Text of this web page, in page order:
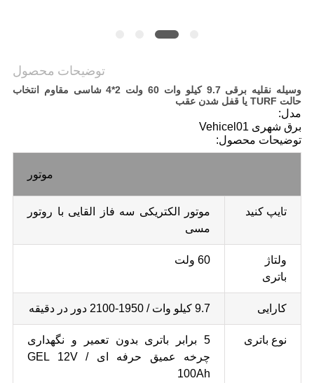
توضیحات محصول
وسیله نقلیه برقی 9.7 کیلو وات 60 ولت 2*4 شاسی مقاوم انتخاب
حالت TURF یا قفل شدن عقب
مدل:
برق شهری Vehicel01
توضیحات محصول:
موتور
تایپ کنید
موتور الکتریکی سه فاز القایی با روتور
مسی
ولتاژ
باتری
60 ولت
کارایی 9.7 کیلو وات / 1950-2100 دور در دقیقه
نوع باتری
5 برابر باتری بدون تعمیر و نگهداری
چرخه عمیق حرفه ای GEL 12V /
100Ah